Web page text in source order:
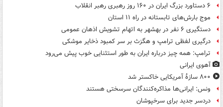
۶ دستاورد بزرگ ایران در ۱۶۰ روز رهبری رهبر انقلاب
موج بارش‌های تابستانه در راه ۱۱ استان
دستگیری ۶ نفر در بهشهر به اتهام تشویش اذهان عمومی
درگیری لفظی ترامپ و هگزث بر سر کمبود ذخایر موشکی
ترامپ: همه چیز درباره ایران به طور استثنایی خوب پیش می‌رود
آهوی ایرانی
۸۰۰ سازۀ آمریکایی خاکستر شد
ونس: ایرانی‌ها مذاکره‌کنندگان سرسختی هستند
دردسر جدید برای سرخپوشان